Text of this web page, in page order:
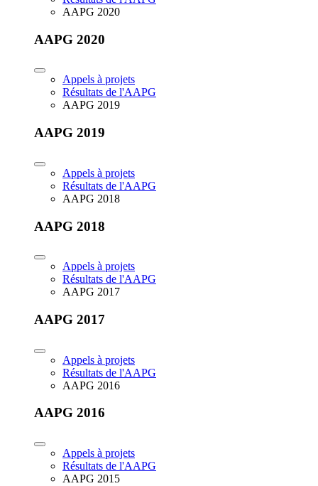
AAPG 2020
AAPG 2020
Appels à projets
Résultats de l'AAPG
AAPG 2019
AAPG 2019
Appels à projets
Résultats de l'AAPG
AAPG 2018
AAPG 2018
Appels à projets
Résultats de l'AAPG
AAPG 2017
AAPG 2017
Appels à projets
Résultats de l'AAPG
AAPG 2016
AAPG 2016
Appels à projets
Résultats de l'AAPG
AAPG 2015